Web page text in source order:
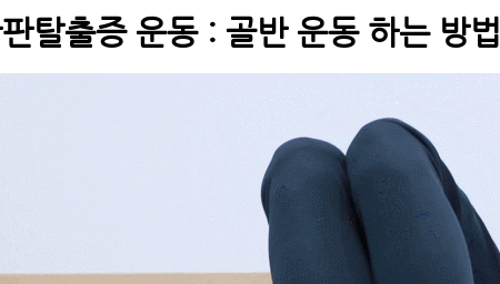
탈출증 운동 : 골반 운동 하는 방법